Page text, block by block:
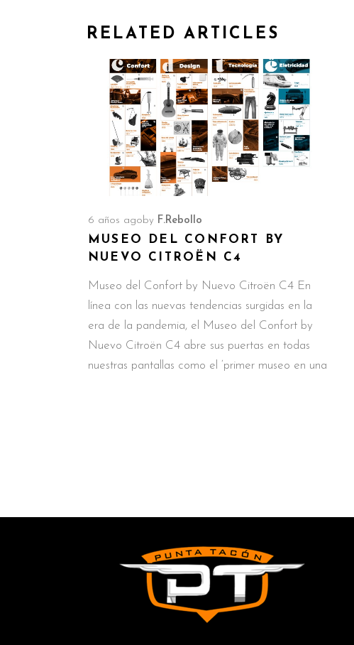
RELATED ARTICLES
6 años ago by F.Rebollo
MUSEO DEL CONFORT BY
NUEVO CITROËN C4
Museo del Confort by Nuevo Citroën C4 En
línea con las nuevas tendencias surgidas en la
era de la pandemia, el Museo del Confort by
Nuevo Citroën C4 abre sus puertas en todas
nuestras pantallas como el ‘primer museo en una